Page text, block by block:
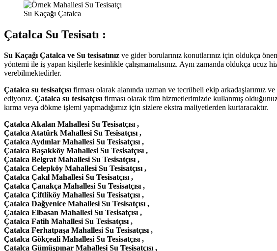
Su Kaçağı Çatalca
Çatalca Su Tesisatı :
Su Kaçağı Çatalca ve Su tesisatınız ve gider borularınız konutlarınız için oldukça
yöntemi ile iş yapan kişilerle kesinlikle çalışmamalısınız. Aynı zamanda oldukça
verebilmektedirler.
Çatalca su tesisatçısı firması olarak alanında uzman ve tecrübeli ekip arkadaşlarımız
ediyoruz. Çatalca su tesisatçısı firması olarak tüm hizmetlerimizde kullanmış
kırma veya dökme işlemi yapmadığımız için sizlere ekstra maliyetlerden kurtaracaktır.
Çatalca Akalan Mahallesi Su Tesisatçısı ,
Çatalca Atatürk Mahallesi Su Tesisatçısı ,
Çatalca Aydınlar Mahallesi Su Tesisatçısı ,
Çatalca Başakköy Mahallesi Su Tesisatçısı ,
Çatalca Belgrat Mahallesi Su Tesisatçısı ,
Çatalca Celepköy Mahallesi Su Tesisatçısı ,
Çatalca Çakıl Mahallesi Su Tesisatçısı ,
Çatalca Çanakça Mahallesi Su Tesisatçısı ,
Çatalca Çiftliköy Mahallesi Su Tesisatçısı ,
Çatalca Dağyenice Mahallesi Su Tesisatçısı ,
Çatalca Elbasan Mahallesi Su Tesisatçısı ,
Çatalca Fatih Mahallesi Su Tesisatçısı ,
Çatalca Ferhatpaşa Mahallesi Su Tesisatçısı ,
Çatalca Gökçeali Mahallesi Su Tesisatçısı ,
Çatalca Gümüşpınar Mahallesi Su Tesisatçısı ,